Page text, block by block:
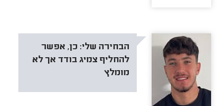
הבחירה שלי: כן, אפשר
להחליף צמיג בודד אך לא
מומלץ